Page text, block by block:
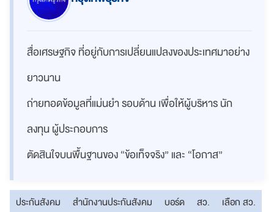
สื่อเศรษฐกิจ ที่อยู่กับการเปลี่ยนแปลงของประเทศมาอย่าง
ยาวนาน
ถ่ายทอดข้อมูลที่แม่นยำ รอบด้าน เพื่อให้ผู้บริหาร นัก
ลงทุน ผู้ประกอบการ
ตัดสินใจบนพื้นฐานของ “ข้อเท็จจริง” และ “โอกาส”
ประกันสังคม สำนักงานประกันสังคม บอร์ด สว.
เลือก สว.